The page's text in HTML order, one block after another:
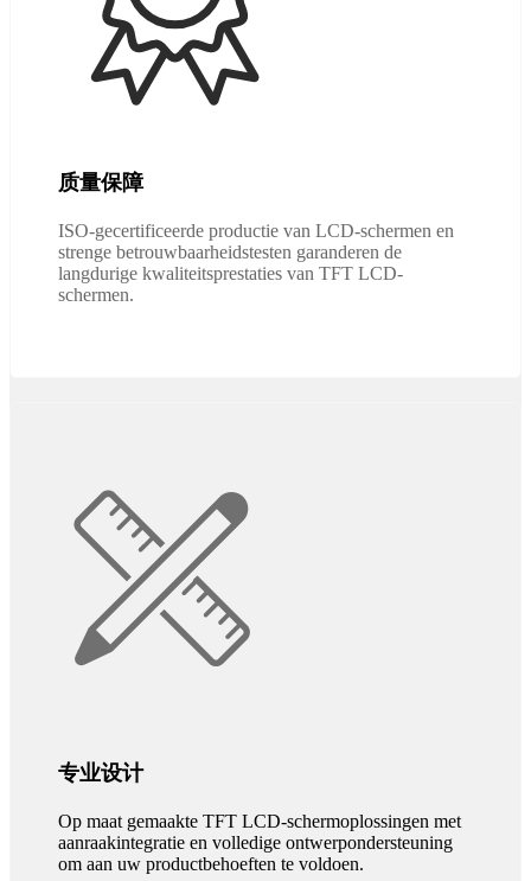
质量保障
ISO-gecertificeerde productie van LCD-schermen en
strenge betrouwbaarheidstesten garanderen de
langdurige kwaliteitsprestaties van TFT LCD-
schermen.
专业设计
Op maat gemaakte TFT LCD-schermoplossingen met
aanraakintegratie en volledige ontwerpondersteuning
om aan uw productbehoeften te voldoen.